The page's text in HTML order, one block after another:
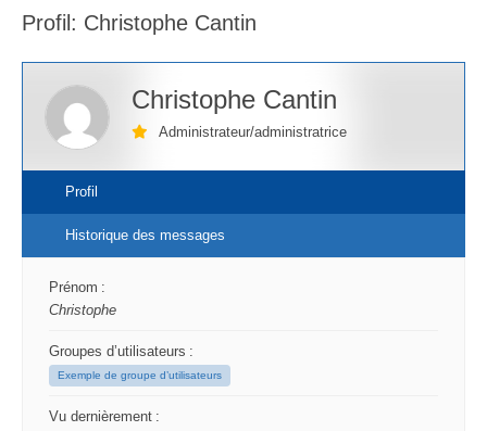
ici :
Profil: Christophe Cantin
Christophe Cantin
Administrateur/administratrice
Profil
Historique des messages
Prénom :
Christophe
Groupes d’utilisateurs :
Exemple de groupe d’utilisateurs
Vu dernièrement :